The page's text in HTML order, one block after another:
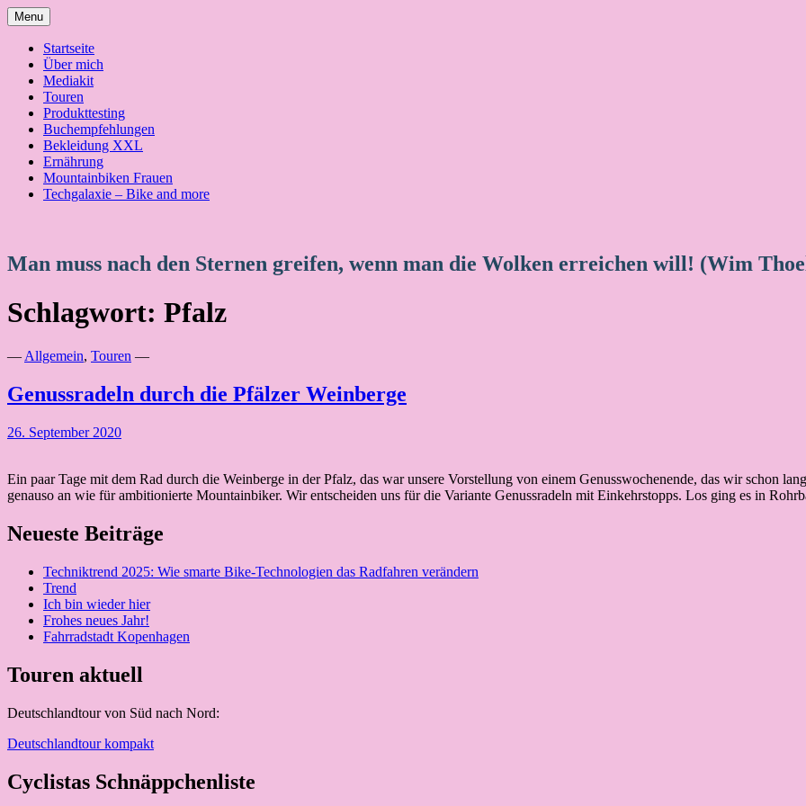
Skip
to
content
Menu
Startseite
Über mich
Mediakit
Touren
Produkttesting
Buchempfehlungen
Bekleidung XXL
Ernährung
Mountainbiken Frauen
Techgalaxie – Bike and more
Man muss nach den Sternen greifen, wenn man die Wolken erreichen will! (Wim
Schlagwort: Pfalz
— Allgemein, Touren —
Genussradeln durch die Pfälzer Weinberge
26. September 2020
Ein paar Tage mit dem Rad durch die Weinberge in der Pfalz, das war unsere Vorstellung von einem Genusswochenende, das wir schon
genauso an wie für ambitionierte Mountainbiker. Wir entscheiden uns für die Variante Genussradeln mit Einkehrstopps. Los ging es in
Neueste Beiträge
Techniktrend 2025: Wie smarte Bike-Technologien das Radfahren verändern
Trend
Ich bin wieder hier
Frohes neues Jahr!
Fahrradstadt Kopenhagen
Touren aktuell
Deutschlandtour von Süd nach Nord:
Deutschlandtour kompakt
Cyclistas Schnäppchenliste